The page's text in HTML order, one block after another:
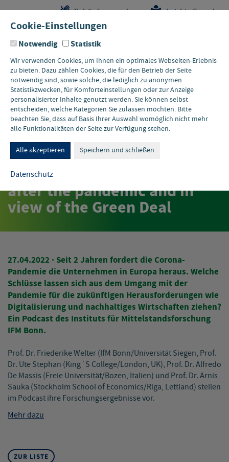
Kontakt
Gebärdensprache Leichte Sprache
UMWELTWIRTSCHAFTSNEWS
Podcast: SMEs in Europe
after the pandemic and in
view of the Green Deal
27.04.2022 · Seit 2 Jahren fordert die Corona-
Pandemie die Unternehmen in Europa heraus. Welche
Schlüsse lassen sich aus dem Umgang mit der
Pandemie für die zukünftigen Herausforderungen wie
Digitalisierung und nachhaltiges Wirtschaften ziehen?
Ein Podcast des Instituts für Mittelstandsforschung
IFM Bonn.
Prof. Dr. Friederike Welter (IfM Bonn/Universität Siegen, Prof.
Dr. Ute Stephan (King´S College/London, UK), Prof. Dr. Alfredo
De Massis (Freie Universität/Bozen, Italien) und Prof. Dr. Arnis
Sauka (Stockholm School of Economics/Riga, Lettland) stellen
im Podcast ihre Forschungsergebnisse vor.
Mehr dazu
ZUR LISTE
Cookie-Einstellungen
Notwendig Statistik
Wir verwenden Cookies, um Ihnen ein optimales Webseiten-Erlebnis
zu bieten. Dazu zählen Cookies, die für den Betrieb der Seite
notwendig sind, sowie solche, die lediglich zu anonymen
Statistikzwecken, für Komforteinstellungen oder zur Anzeige
personalisierter Inhalte genutzt werden. Sie können selbst
entscheiden, welche Kategorien Sie zulassen möchten. Bitte
beachten Sie, dass auf Basis Ihrer Auswahl womöglich nicht mehr
alle Funktionalitäten der Seite zur Verfügung stehen.
Alle akzeptieren Speichern und schließen
Datenschutz